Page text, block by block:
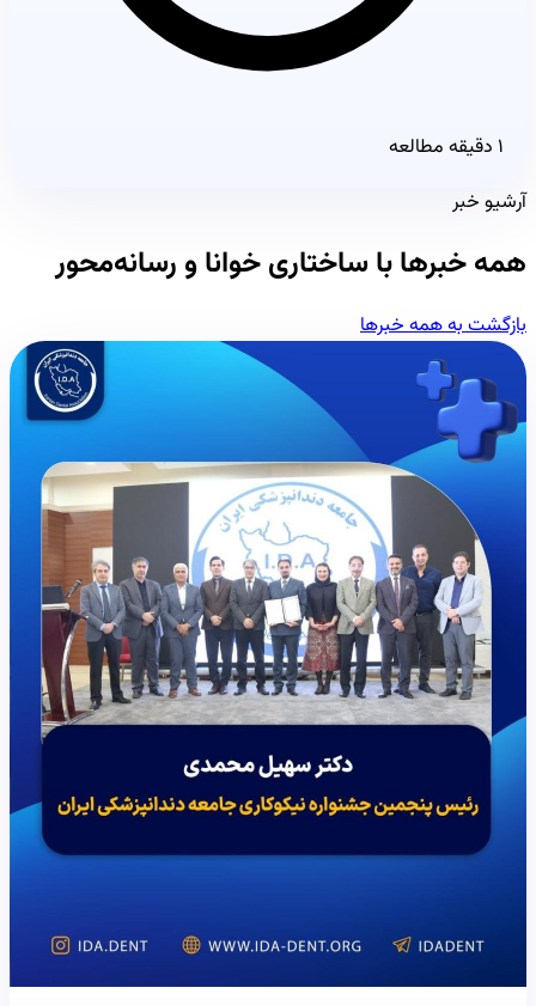
۱ دقیقه مطالعه
آرشیو خبر
همه خبرها با ساختاری خوانا و رسانه‌محور
بازگشت به همه خبرها